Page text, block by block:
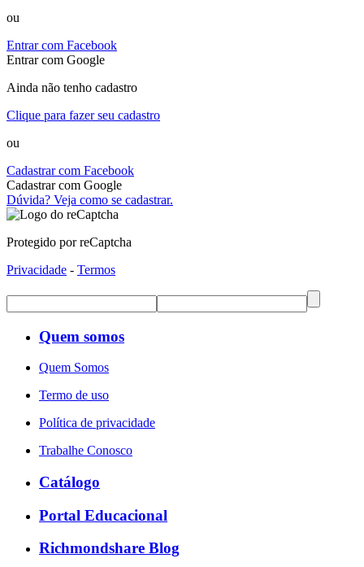
ou
Entrar com Facebook
Entrar com Google
Ainda não tenho cadastro
Clique para fazer seu cadastro
ou
Cadastrar com Facebook
Cadastrar com Google
Dúvida? Veja como se cadastrar.
Protegido por reCaptcha
Privacidade - Termos
Quem somos
Quem Somos
Termo de uso
Política de privacidade
Trabalhe Conosco
Catálogo
Portal Educacional
Richmondshare Blog